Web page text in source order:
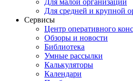
Для малой организации
Для средней и крупной
Сервисы
Центр оперативного
Обзоры и новости
Библиотека
Умные рассылки
Калькуляторы
Календари